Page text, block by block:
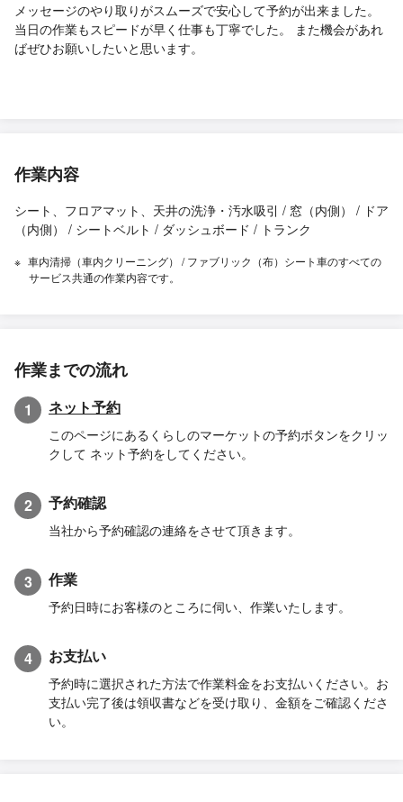
メッセージのやり取りがスムーズで安心して予約が出来ました。
当日の作業もスピードが早く仕事も丁寧でした。 また機会があれ
ばぜひお願いしたいと思います。
作業内容
シート、フロアマット、天井の洗浄・汚水吸引 / 窓（内側） / ドア
（内側） / シートベルト / ダッシュボード / トランク
車内清掃（車内クリーニング） / ファブリック（布）シート車のすべての
サービス共通の作業内容です。
作業までの流れ
1 ネット予約
このページにあるくらしのマーケットの予約ボタンをクリッ
クして ネット予約をしてください。
2 予約確認
当社から予約確認の連絡をさせて頂きます。
3 作業
予約日時にお客様のところに伺い、作業いたします。
4 お支払い
予約時に選択された方法で作業料金をお支払いください。お
支払い完了後は領収書などを受け取り、金額をご確認くださ
い。